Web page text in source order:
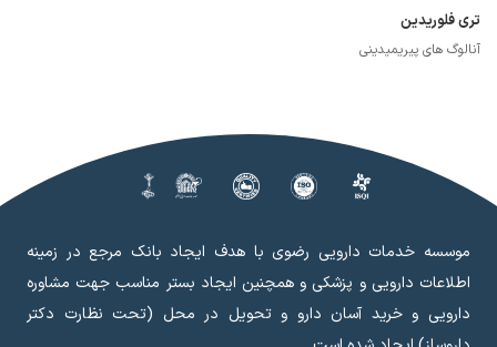
تری فلوریدین
آنالوگ های پیریمیدینی
موسسه خدمات دارویی رضوی با هدف ایجاد بانک مرجع در زمینه
اطلاعات دارویی و پزشکی و همچنین ایجاد بستر مناسب جهت مشاوره
دارویی و خرید آسان دارو و تحویل در محل (تحت نظارت دکتر